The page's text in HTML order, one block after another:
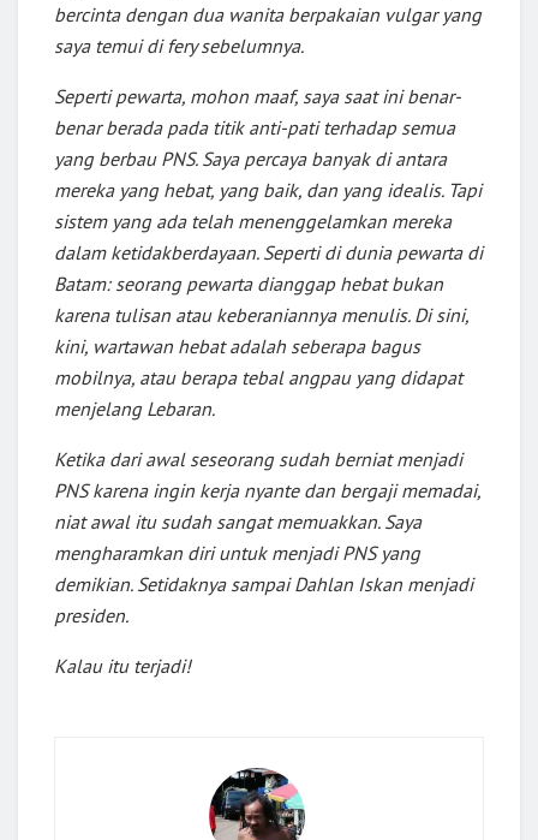
bercinta dengan dua wanita berpakaian vulgar yang
saya temui di fery sebelumnya.
Seperti pewarta, mohon maaf, saya saat ini benar-
benar berada pada titik anti-pati terhadap semua
yang berbau PNS. Saya percaya banyak di antara
mereka yang hebat, yang baik, dan yang idealis. Tapi
sistem yang ada telah menenggelamkan mereka
dalam ketidakberdayaan. Seperti di dunia pewarta di
Batam: seorang pewarta dianggap hebat bukan
karena tulisan atau keberaniannya menulis. Di sini,
kini, wartawan hebat adalah seberapa bagus
mobilnya, atau berapa tebal angpau yang didapat
menjelang Lebaran.
Ketika dari awal seseorang sudah berniat menjadi
PNS karena ingin kerja nyante dan bergaji memadai,
niat awal itu sudah sangat memuakkan. Saya
mengharamkan diri untuk menjadi PNS yang
demikian. Setidaknya sampai Dahlan Iskan menjadi
presiden.
Kalau itu terjadi!